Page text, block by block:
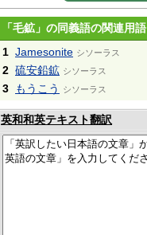
「毛鉱」の同義語の関連用語
1 Jamesonite シソーラス
2 硫安鉛鉱 シソーラス
3 もうこう シソーラス
英和和英テキスト翻訳